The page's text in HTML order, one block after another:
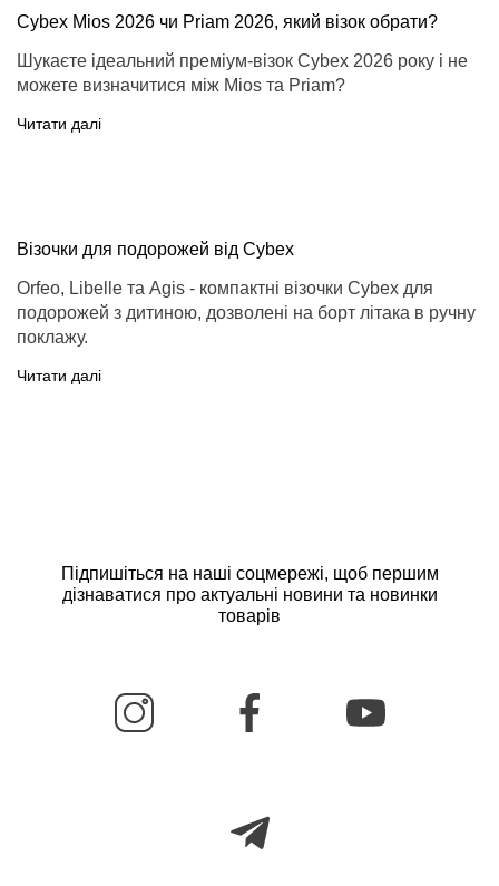
Cybex Mios 2026 чи Priam 2026, який візок обрати?
Шукаєте ідеальний преміум-візок Cybex 2026 року і не
можете визначитися між Mios та Priam?
Читати далі
Візочки для подорожей від Cybex
Orfeo, Libelle та Agis - компактні візочки Cybex для
подорожей з дитиною, дозволені на борт літака в ручну
поклажу.
Читати далі
Підпишіться на наші соцмережі, щоб першим
дізнаватися про актуальні новини та новинки
товарів